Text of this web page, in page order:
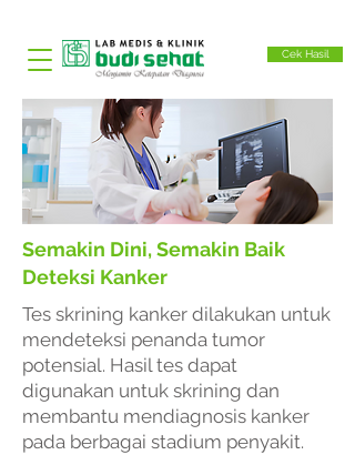
Cek Hasil
Semakin Dini, Semakin Baik
Deteksi Kanker
Tes skrining kanker dilakukan untuk
mendeteksi penanda tumor
potensial. Hasil tes dapat
digunakan untuk skrining dan
membantu mendiagnosis kanker
pada berbagai stadium penyakit.